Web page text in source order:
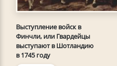
Выступление войск в
Финчли, или Гвардейцы
выступают в Шотландию
в 1745 году